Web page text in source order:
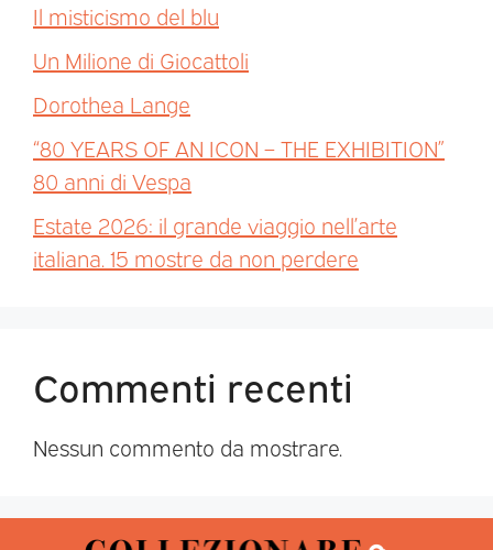
Il misticismo del blu
Un Milione di Giocattoli
Dorothea Lange
“80 YEARS OF AN ICON – THE EXHIBITION”
80 anni di Vespa
Estate 2026: il grande viaggio nell’arte
italiana. 15 mostre da non perdere
Commenti recenti
Nessun commento da mostrare.